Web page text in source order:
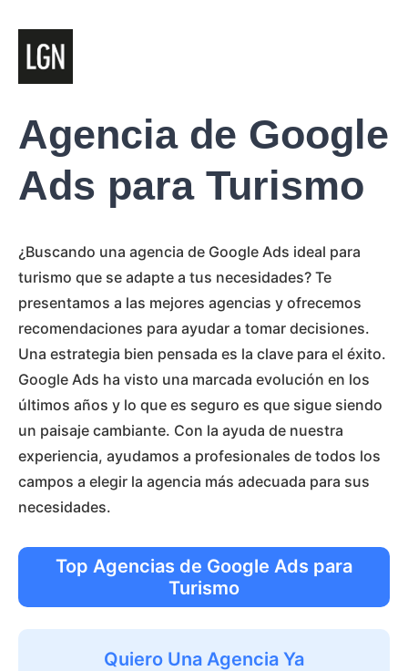
Agencia de Google
Ads para Turismo
¿Buscando una agencia de Google Ads ideal para
turismo que se adapte a tus necesidades? Te
presentamos a las mejores agencias y ofrecemos
recomendaciones para ayudar a tomar decisiones.
Una estrategia bien pensada es la clave para el éxito.
Google Ads ha visto una marcada evolución en los
últimos años y lo que es seguro es que sigue siendo
un paisaje cambiante. Con la ayuda de nuestra
experiencia, ayudamos a profesionales de todos los
campos a elegir la agencia más adecuada para sus
necesidades.
Top Agencias de Google Ads para
Turismo
Quiero Una Agencia Ya